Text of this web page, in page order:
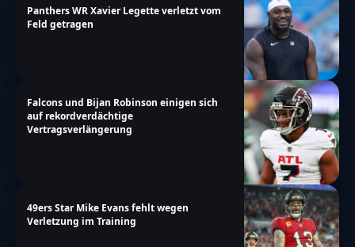
Panthers WR Xavier Legette verletzt vom
Feld getragen
Falcons und Bijan Robinson einigen sich
auf rekordverdächtige
Vertragsverlängerung
49ers Star Mike Evans fehlt wegen
Verletzung im Training